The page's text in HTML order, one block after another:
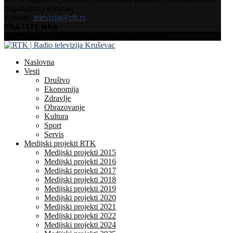
televizija@rtk.rs
Naslovna
Vesti
Društvo
Ekonomija
Zdravlje
Obrazovanje
Kultura
Sport
Servis
Medijski projekti RTK
Medijski projekti 2015
Medijski projekti 2016
Medijski projekti 2017
Medijski projekti 2018
Medijski projekti 2019
Medijski projekti 2020
Medijski projekti 2021
Medijski projekti 2022
Medijski projekti 2024